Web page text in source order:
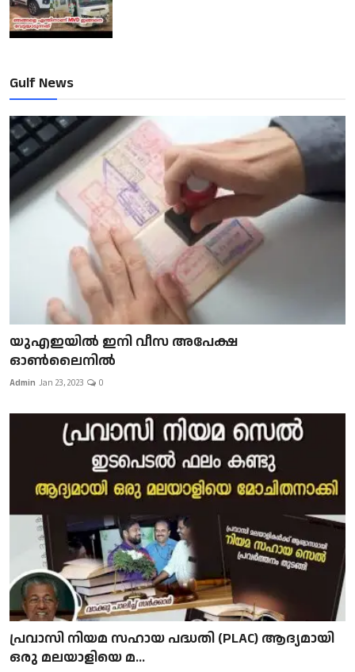
Gulf News
യുഎഇയിൽ ഇനി വീസ അപേക്ഷ
ഓൺലൈനിൽ
Admin Jan 23, 2023 0
പ്രവാസി നിയമ സഹായ പദ്ധതി (PLAC) ആദ്യമായി
ഒരു മലയാളിയെ മ...